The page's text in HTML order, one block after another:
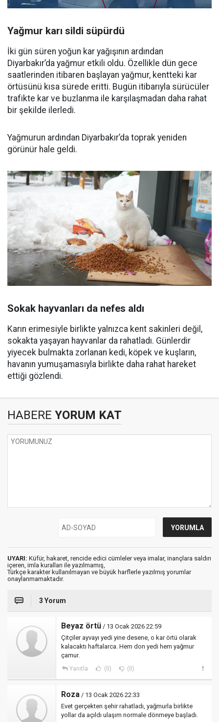
Yağmur karı sildi süpürdü
İki gün süren yoğun kar yağışının ardından
Diyarbakır’da yağmur etkili oldu. Özellikle dün gece
saatlerinden itibaren başlayan yağmur, kentteki kar
örtüsünü kısa sürede eritti. Bugün itibarıyla sürücüler
trafikte kar ve buzlanma ile karşılaşmadan daha rahat
bir şekilde ilerledi.
Yağmurun ardından Diyarbakır’da toprak yeniden
görünür hale geldi.
Sokak hayvanları da nefes aldı
Karın erimesiyle birlikte yalnızca kent sakinleri değil,
sokakta yaşayan hayvanlar da rahatladı. Günlerdir
yiyecek bulmakta zorlanan kedi, köpek ve kuşların,
havanın yumuşamasıyla birlikte daha rahat hareket
ettiği gözlendi.
HABERE YORUM KAT
UYARI: Küfür, hakaret, rencide edici cümleler veya imalar, inançlara saldırı
içeren, imla kuralları ile yazılmamış,
Türkçe karakter kullanılmayan ve büyük harflerle yazılmış yorumlar
onaylanmamaktadır.
3 Yorum
Beyaz örtü / 13 Ocak 2026 22:59
Çitçiler ayvayı yedi yine desene, o kar örtü olarak
kalacaktı haftalarca. Hem don yedi hem yağmur
çamur.
Yanıtla (0) (0)
Roza / 13 Ocak 2026 22:33
Evet gerçekten şehir rahatladı, yağmurla birlikte
yollar da açıldı ulaşım normale dönmeye başladı.